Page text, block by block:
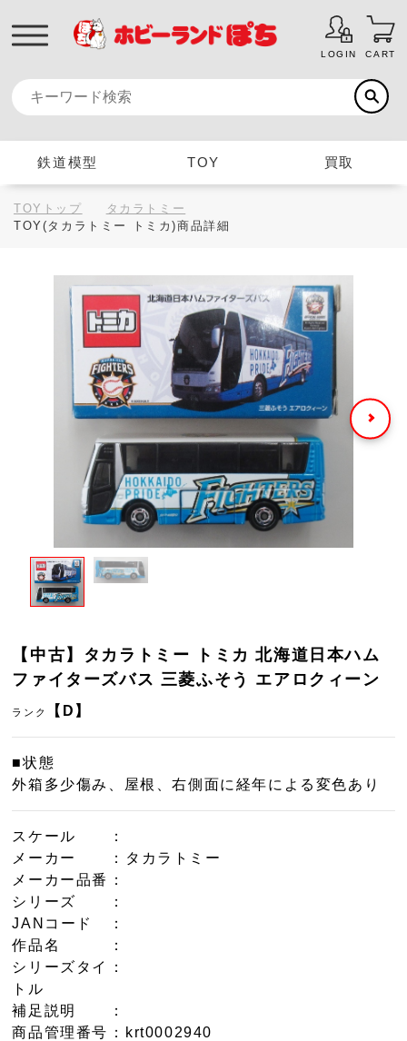
LOGIN CART
鉄道模型 TOY 買取
TOYトップ
タカラトミー
TOY(タカラトミー トミカ)商品詳細
【中古】タカラトミー トミカ 北海道日本ハム
ファイターズバス 三菱ふそう エアロクィーン
ランク 【D】
■状態
外箱多少傷み、屋根、右側面に経年による変色あり
スケール
：
メーカー
：タカラトミー
メーカー品番
：
シリーズ
：
JANコード
：
作品名
：
シリーズタイ
トル
：
補足説明
：
商品管理番号 ：krt0002940